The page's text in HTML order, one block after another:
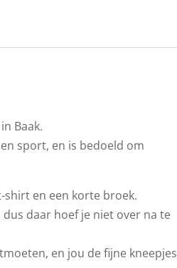
Baak.
sport, en is bedoeld om
shirt en een korte broek.
daar hoef je niet over na te
en jou de fijne kneepjes